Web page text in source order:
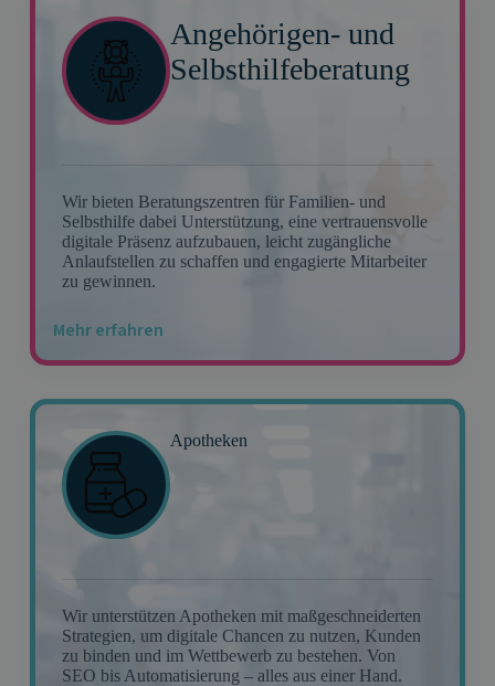
Angehörigen- und
Selbsthilfeberatung
Wir bieten Beratungszentren für Familien- und
Selbsthilfe dabei Unterstützung, eine vertrauensvolle
digitale Präsenz aufzubauen, leicht zugängliche
Anlaufstellen zu schaffen und engagierte Mitarbeiter
zu gewinnen.
Mehr erfahren
Apotheken
Wir unterstützen Apotheken mit maßgeschneiderten
Strategien, um digitale Chancen zu nutzen, Kunden
zu binden und im Wettbewerb zu bestehen. Von
SEO bis Automatisierung – alles aus einer Hand.